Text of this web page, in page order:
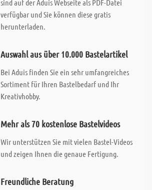
sind auf der Aduis Webseite als PDF-Datei
verfügbar und Sie können diese gratis
herunterladen.
Auswahl aus über 10.000 Bastelartikel
Bei Aduis finden Sie ein sehr umfangreiches
Sortiment für Ihren Bastelbedarf und Ihr
Kreativhobby.
Mehr als 70 kostenlose Bastelvideos
Wir unterstützen Sie mit vielen Bastel-Videos
und zeigen Ihnen die genaue Fertigung.
Freundliche Beratung